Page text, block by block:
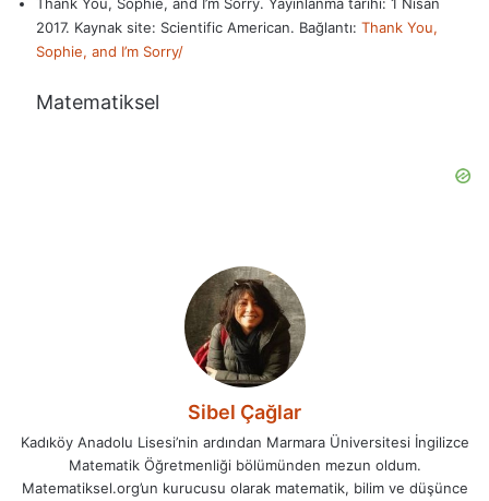
2017. Kaynak site: Scientific American. Bağlantı: Thank You,
Sophie, and I’m Sorry/
Matematiksel
Sibel Çağlar
Kadıköy Anadolu Lisesi’nin ardından Marmara Üniversitesi İngilizce
Matematik Öğretmenliği bölümünden mezun oldum.
Matematiksel.org’un kurucusu olarak matematik, bilim ve düşünce